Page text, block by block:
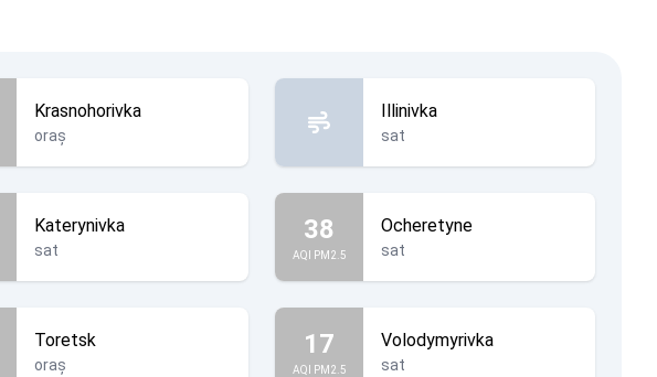
Krasnohorivka
oraș
Illinivka
sat
Katerynivka
sat
38
AQI PM2.5
Ocheretyne
sat
Toretsk
oraș
17
AQI PM2.5
Volodymyrivka
sat